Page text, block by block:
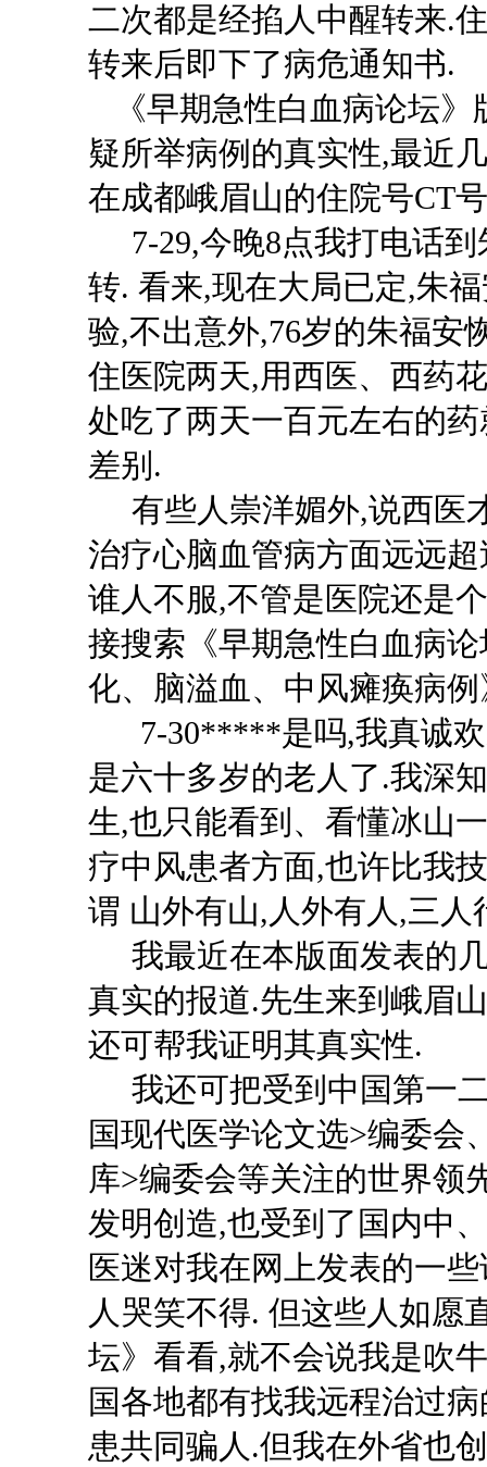
二次都是经掐人中醒转来.
转来后即下了病危通知书.
《早期急性白血病论坛》
疑所举病例的真实性,最近
在成都峨眉山的住院号CT
7-29,今晚8点我打电话到
转. 看来,现在大局已定,朱
验,不出意外,76岁的朱福安
住医院两天,用西医、西药
处吃了两天一百元左右的
差别.
有些人崇洋媚外,说西医
治疗心脑血管病方面远远
谁人不服,不管是医院还是
接搜索《早期急性白血病
化、脑溢血、中风瘫痪病
7-30*****是吗,我真诚欢
是六十多岁的老人了.我深
生,也只能看到、看懂冰山
疗中风患者方面,也许比我
谓 山外有山,人外有人,三人
我最近在本版面发表的
真实的报道.先生来到峨眉
还可帮我证明其真实性.
我还可把受到中国第一
国现代医学论文选>编委会
库>编委会等关注的世界领
发明创造,也受到了国内中
医迷对我在网上发表的一
人哭笑不得. 但这些人如愿
坛》看看,就不会说我是吹
国各地都有找我远程治过
患共同骗人.但我在外省也